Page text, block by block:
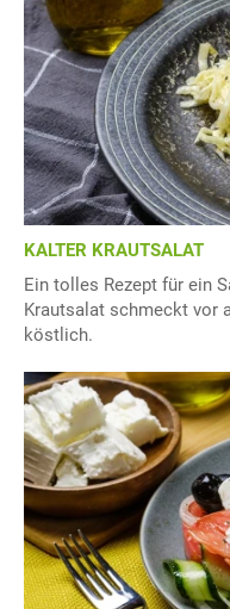
KALTER KRAUTSALAT
Ein tolles Rezept für ein
Krautsalat schmeckt vor
köstlich.